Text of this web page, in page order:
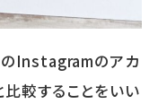
Instagramのアカ
比較することをいい